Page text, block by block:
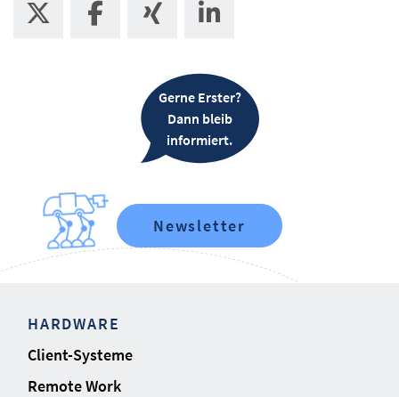
Gerne Erster?
Dann bleib
informiert.
Newsletter
HARDWARE
Client-Systeme
Remote Work